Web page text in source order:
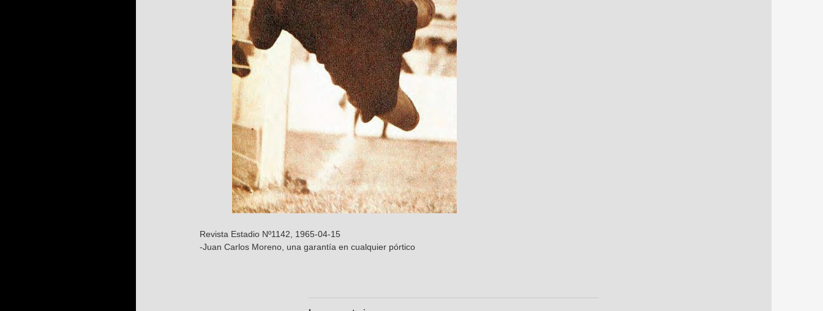
Revista Estadio Nº1142, 1965-04-15
-Juan Carlos Moreno, una garantía en cualquier pórtico